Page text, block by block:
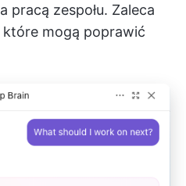
pracą zespołu. Zaleca
mogą poprawić